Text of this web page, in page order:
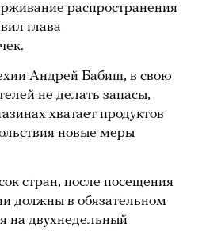
распространения
глава
Андрей Бабиш, в свою
не делать запасы,
хватает продуктов
новые меры
стран, после посещения
должны в обязательном
на двухнедельный